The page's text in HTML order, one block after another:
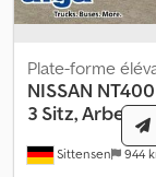
Sittensen 944
Plate-forme
NISSAN
3 Sitz,